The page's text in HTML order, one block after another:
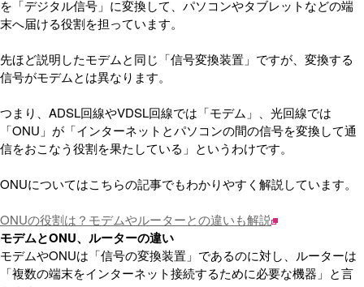
を「デジタル信号」に変換して、パソコンやタブレットなどの端
末へ届ける役割を担っています。
先ほど説明したモデムと同じ「信号変換装置」ですが、変換する
信号がモデムとは異なります。
つまり、ADSL回線やVDSL回線では「モデム」、光回線では
「ONU」が「インターネットとパソコンの間の信号を変換して通
信をおこなう役割を果たしている」というわけです。
ONUについてはこちらの記事でもわかりやすく解説しています。
ONUの役割は？モデムやルーターとの違いも解説
モデムとONU、ルーターの違い
モデムやONUは「信号の変換装置」であるのに対し、ルーターは
「複数の端末をインターネット接続するために必要な機器」と言